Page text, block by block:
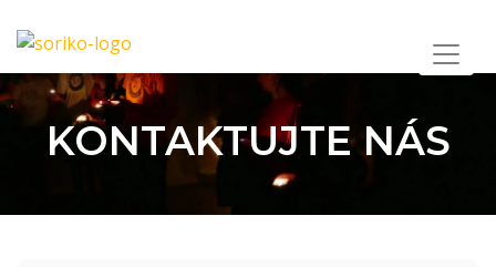
KONTAKTUJTE NÁS